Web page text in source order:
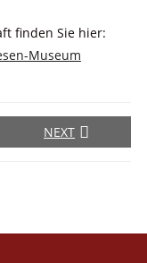
finden Sie hier:
Museum
NEXT